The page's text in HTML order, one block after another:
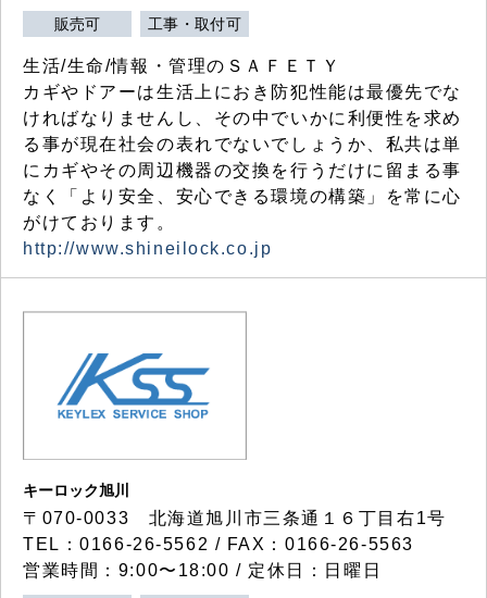
販売可 工事・取付可
生活/生命/情報・管理のＳＡＦＥＴＹ
カギやドアーは生活上におき防犯性能は最優先でな
ければなりませんし、その中でいかに利便性を求め
る事が現在社会の表れでないでしょうか、私共は単
にカギやその周辺機器の交換を行うだけに留まる事
なく「より安全、安心できる環境の構築」を常に心
がけております。
http://www.shineilock.co.jp
キーロック旭川
〒070-0033 北海道旭川市三条通１６丁目右1号
TEL：0166-26-5562 / FAX：0166-26-5563
営業時間：9:00〜18:00 / 定休日：日曜日